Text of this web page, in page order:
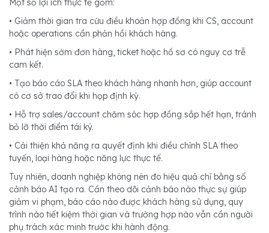
• Giảm thời gian tra cứu điều khoản hợp đồng khi CS, account
hoặc operations cần phản hồi khách hàng.
• Phát hiện sớm đơn hàng, ticket hoặc hồ sơ có nguy cơ trễ
cam kết.
• Tạo báo cáo SLA theo khách hàng nhanh hơn, giúp account
có cơ sở trao đổi khi họp định kỳ.
• Hỗ trợ sales/account chăm sóc hợp đồng sắp hết hạn, tránh
bỏ lỡ thời điểm tái ký.
• Cải thiện khả năng ra quyết định khi điều chỉnh SLA theo
tuyến, loại hàng hoặc năng lực thực tế.
Tuy nhiên, doanh nghiệp không nên đo hiệu quả chỉ bằng số
cảnh báo AI tạo ra. Cần theo dõi cảnh báo nào thực sự giúp
giảm vi phạm, báo cáo nào được khách hàng sử dụng, quy
trình nào tiết kiệm thời gian và trường hợp nào vẫn cần người
phụ trách xác minh trước khi hành động.